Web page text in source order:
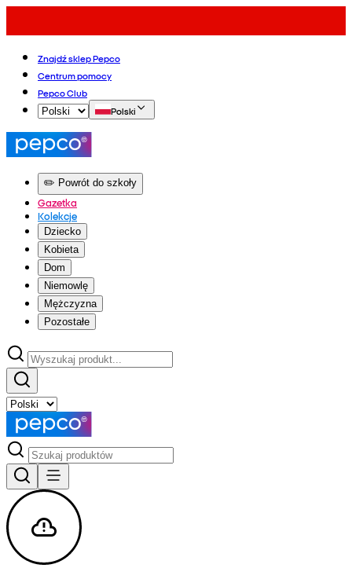
Znajdź sklep Pepco
Centrum pomocy
Pepco Club
Polski
✏️ Powrót do szkoły
Gazetka
Kolekcje
Dziecko
Kobieta
Dom
Niemowlę
Mężczyzna
Pozostałe